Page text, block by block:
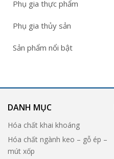
Phụ gia thực phẩm
Phụ gia thủy sản
Sản phẩm nổi bật
DANH MỤC
Hóa chất khai khoáng
Hóa chất ngành keo – gỗ ép –
mút xốp